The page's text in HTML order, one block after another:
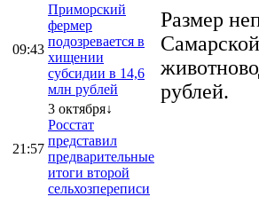
09:43
Приморский
фермер
подозревается в
хищении
субсидии в 14,6
млн рублей
21:57
3 октября↓
Росстат
представил
предварительные
итоги второй
сельхозпереписи
Размер
рублей.